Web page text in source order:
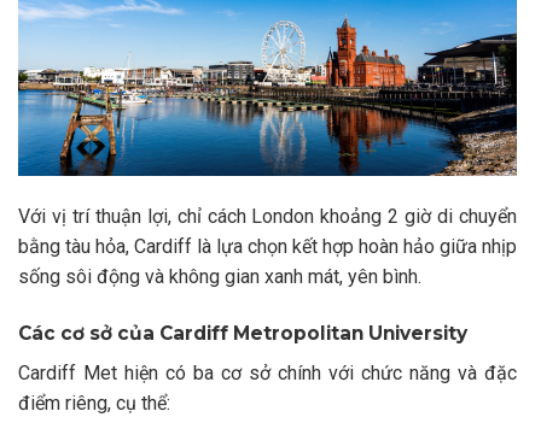
Với vị trí thuận lợi, chỉ cách London khoảng 2 giờ di chuyển
bằng tàu hỏa, Cardiff là lựa chọn kết hợp hoàn hảo giữa nhịp
sống sôi động và không gian xanh mát, yên bình.
Các cơ sở của Cardiff Metropolitan University
Cardiff Met hiện có ba cơ sở chính với chức năng và đặc
điểm riêng, cụ thể: